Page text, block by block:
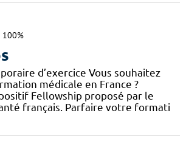
100%
d’exercice Vous souhaitez
médicale en France ?
Fellowship proposé par le
français. Parfaire votre formati